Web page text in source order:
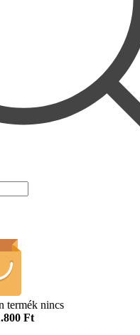
termék nincs
Ft